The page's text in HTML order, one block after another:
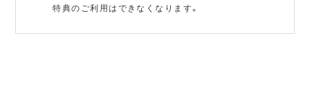
特典のご利用はできなくなります。